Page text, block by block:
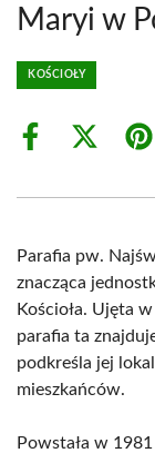
Maryi w
KOŚCIOŁY
Share
Share
(Twitter)
Parafia pw.
znacząca
Kościoła. Ujęta
parafia ta
podkreśla jej
mieszkańców.
Powstała w